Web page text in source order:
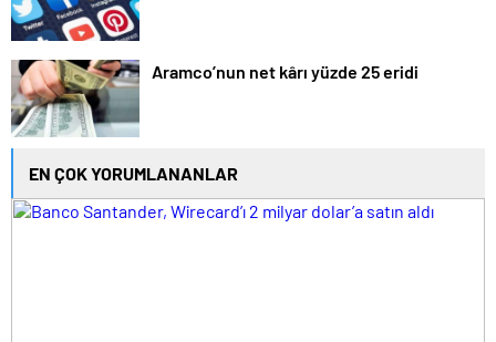
Aramco’nun net kârı yüzde 25 eridi
EN ÇOK YORUMLANANLAR